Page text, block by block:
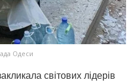
Одеси
світових лідерів